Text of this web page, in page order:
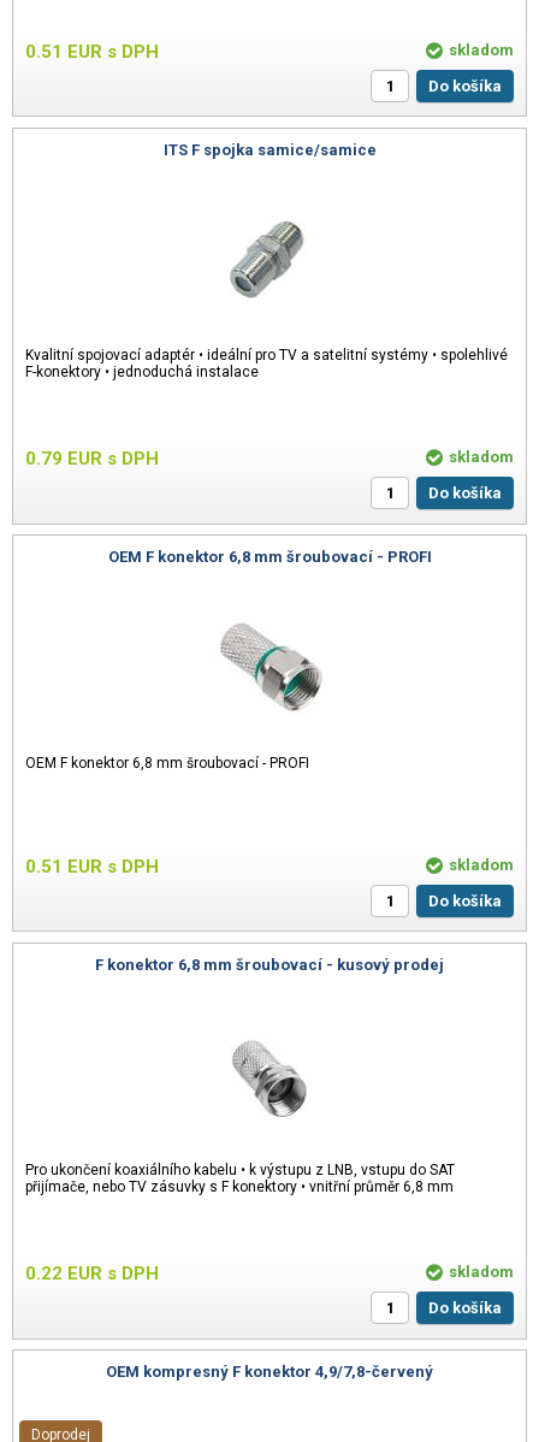
0.51 EUR s DPH
skladom
Do košíka
ITS F spojka samice/samice
Kvalitní spojovací adaptér • ideální pro TV a satelitní systémy • spolehlivé
F-konektory • jednoduchá instalace
0.79 EUR s DPH
skladom
Do košíka
OEM F konektor 6,8 mm šroubovací - PROFI
OEM F konektor 6,8 mm šroubovací - PROFI
0.51 EUR s DPH
skladom
Do košíka
F konektor 6,8 mm šroubovací - kusový prodej
Pro ukončení koaxiálního kabelu • k výstupu z LNB, vstupu do SAT
přijímače, nebo TV zásuvky s F konektory • vnitřní průměr 6,8 mm
0.22 EUR s DPH
skladom
Do košíka
OEM kompresný F konektor 4,9/7,8-červený
Doprodej